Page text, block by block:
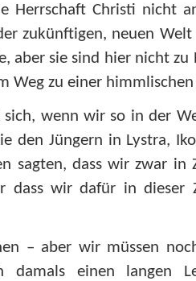
Herrschaft Christi nicht
zukünftigen, neuen Welt
aber sie sind hier nicht zu
Weg zu einer
wenn wir so in der
den Jüngern in Lystra,
sagten, dass wir zwar in
dass wir dafür in dieser
– aber wir müssen
damals einen langen